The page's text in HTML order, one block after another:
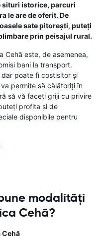
situri istorice, parcuri
le are de oferit. De
sate pitorești, puteți
prin peisajul rural.
Cehă este, de asemenea,
bani la transport.
poate fi costisitor și
permite să călătoriți în
să vă faceți griji cu privire
profita și de
disponibile pentru
modalități
Cehă?
Cehă